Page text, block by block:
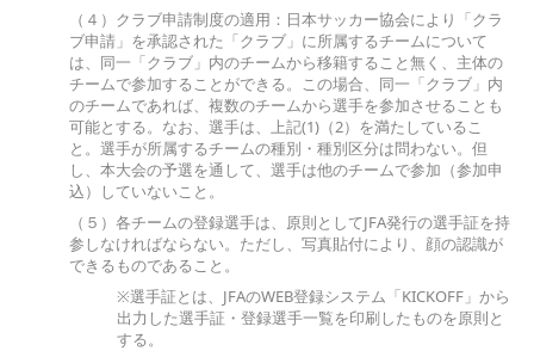
（４）クラブ申請制度の適用：日本サッカー協会により「クラ
ブ申請」を承認された「クラブ」に所属するチームについて
は、同一「クラブ」内のチームから移籍すること無く、主体の
チームで参加することができる。この場合、同一「クラブ」内
のチームであれば、複数のチームから選手を参加させることも
可能とする。なお、選手は、上記(1)（2）を満たしているこ
と。選手が所属するチームの種別・種別区分は問わない。但
し、本大会の予選を通して、選手は他のチームで参加（参加申
込）していないこと。
（５）各チームの登録選手は、原則としてJFA発行の選手証を持
参しなければならない。ただし、写真貼付により、顔の認識が
できるものであること。
※選手証とは、JFAのWEB登録システム「KICKOFF」から
出力した選手証・登録選手一覧を印刷したものを原則と
する。